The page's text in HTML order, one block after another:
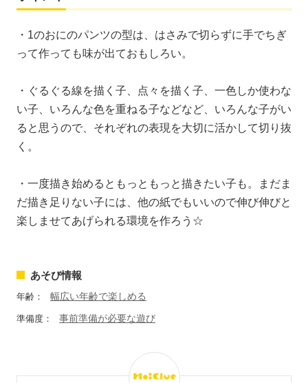
・1のおにのパンツの型は、はさみで切らずに手でちぎ
って作っても味が出ておもしろい。
・ぐるぐる線を描く子、点々を描く子、一色しか使わな
い子、いろんな色を重ねる子などなど、いろんな子がい
ると思うので、それぞれの表現を大切に活かして切り抜
く。
・一度描き始めるともっともっと描きたい子も。まだま
だ描き足りない子には、他の紙でもいいので伸び伸びと
楽しませてあげられる環境を作ろう☆
あそび情報
年齢： 幅広い年齢で楽しめる
準備度： 事前準備が必要な遊び